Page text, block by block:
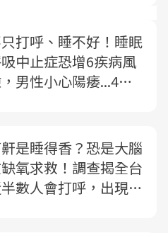
打呼、睡不好！睡眠
中止症恐增6疾病風
男性小心陽痿...4症
是睡得香？恐是大腦
氧求救！調查揭全台
數人會打呼，出現4